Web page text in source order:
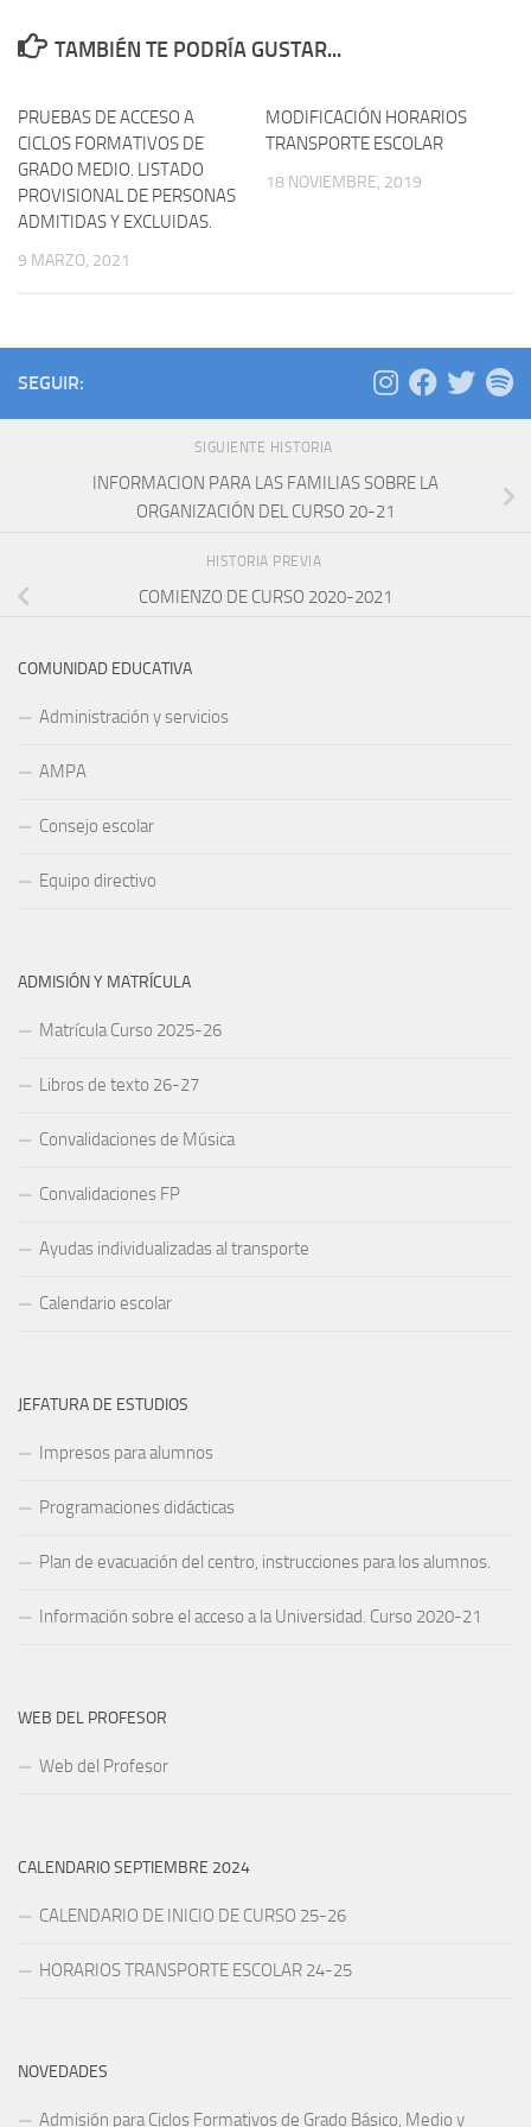
TAMBIÉN TE PODRÍA GUSTAR...
PRUEBAS DE ACCESO A
CICLOS FORMATIVOS DE
GRADO MEDIO. LISTADO
PROVISIONAL DE PERSONAS
ADMITIDAS Y EXCLUIDAS.
9 MARZO, 2021
MODIFICACIÓN HORARIOS
TRANSPORTE ESCOLAR
18 NOVIEMBRE, 2019
SEGUIR:
SIGUIENTE HISTORIA
INFORMACION PARA LAS FAMILIAS SOBRE LA
ORGANIZACIÓN DEL CURSO 20-21
HISTORIA PREVIA
COMIENZO DE CURSO 2020-2021
COMUNIDAD EDUCATIVA
Administración y servicios
AMPA
Consejo escolar
Equipo directivo
ADMISIÓN Y MATRÍCULA
Matrícula Curso 2025-26
Libros de texto 26-27
Convalidaciones de Música
Convalidaciones FP
Ayudas individualizadas al transporte
Calendario escolar
JEFATURA DE ESTUDIOS
Impresos para alumnos
Programaciones didácticas
Plan de evacuación del centro, instrucciones para los alumnos.
Información sobre el acceso a la Universidad. Curso 2020-21
WEB DEL PROFESOR
Web del Profesor
CALENDARIO SEPTIEMBRE 2024
CALENDARIO DE INICIO DE CURSO 25-26
HORARIOS TRANSPORTE ESCOLAR 24-25
NOVEDADES
Admisión para Ciclos Formativos de Grado Básico, Medio y